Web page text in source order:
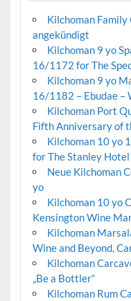
Kilchoman
angekündigt
Kilchoman 9 yo
16/1172 for The
Kilchoman 9 yo
16/1182 – Ebudae –
Kilchoman Port
Fifth Anniversary of
Kilchoman 10 yo
for The Stanley Hotel
Neue Kilchoman
yo
Kilchoman 10 yo
Kensington Wine
Kilchoman
Wine and Beyond,
Kilchoman
„Be a Bottler“
Kilchoman Rum